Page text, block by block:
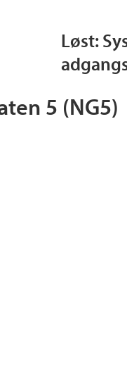
Løst:
5 (NG5)